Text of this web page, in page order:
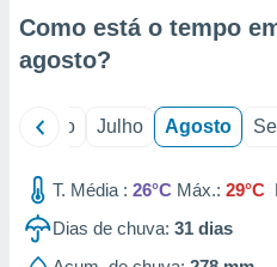
1199
Como está o tempo
agosto?
Junho Julho Agosto
T. Média : 26°C Máx.: 29°C
Dias de chuva: 31 dias